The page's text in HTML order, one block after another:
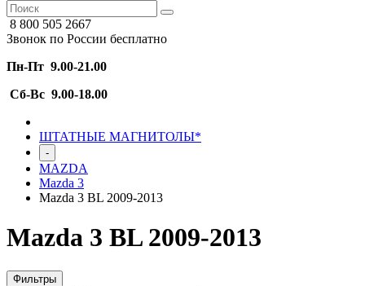
8 800 505 2667
Звонок по России бесплатно
Пн-Пт 9.00-21.00
Сб-Вс 9.00-18.00
ШТАТНЫЕ МАГНИТОЛЫ*
-
MAZDA
Mazda 3
Mazda 3 BL 2009-2013
Mazda 3 BL 2009-2013
Фильтры